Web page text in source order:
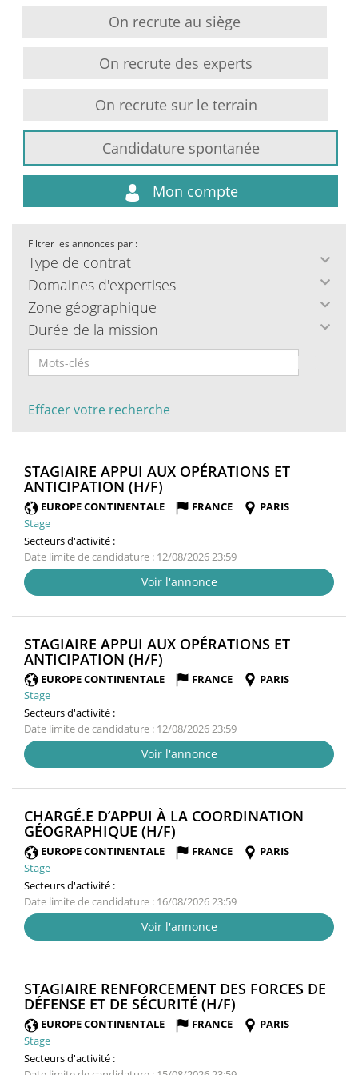
On recrute au siège
On recrute des experts
On recrute sur le terrain
Candidature spontanée
Mon compte
Filtrer les annonces par :
Type de contrat
Domaines d'expertises
Zone géographique
Durée de la mission
Effacer votre recherche
STAGIAIRE APPUI AUX OPÉRATIONS ET
ANTICIPATION (H/F)
FENÊTRE)
EUROPE CONTINENTALE FRANCE
PARIS
Stage
Secteurs d'activité :
Date limite de candidature : 12/08/2026 23:59
Voir l'annonce
STAGIAIRE APPUI AUX OPÉRATIONS ET
ANTICIPATION (H/F)
FENÊTRE)
EUROPE CONTINENTALE FRANCE
PARIS
Stage
Secteurs d'activité :
Date limite de candidature : 12/08/2026 23:59
Voir l'annonce
CHARGÉ.E D’APPUI À LA COORDINATION
GÉOGRAPHIQUE (H/F)
FENÊTRE)
EUROPE CONTINENTALE FRANCE
PARIS
Stage
Secteurs d'activité :
Date limite de candidature : 16/08/2026 23:59
Voir l'annonce
STAGIAIRE RENFORCEMENT DES FORCES DE
DÉFENSE ET DE SÉCURITÉ (H/F)
FENÊTRE)
EUROPE CONTINENTALE FRANCE
PARIS
Stage
Secteurs d'activité :